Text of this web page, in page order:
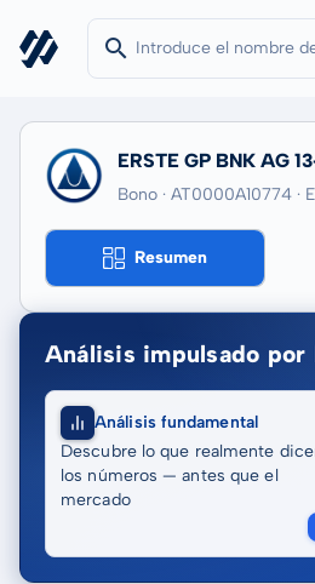
ERSTE GP BNK AG
Bono · AT0000A10774 ·
Resumen
Análisis impulsado por
Análisis fundamental
Descubre lo que realmente
los números — antes que el
mercado